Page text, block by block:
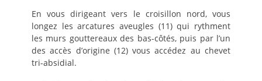
En vous dirigeant vers le croisillon nord, vous
longez les arcatures aveugles (11) qui rythment
les murs gouttereaux des bas-côtés, puis par l’un
des accès d’origine (12) vous accédez au chevet
tri-absidial.